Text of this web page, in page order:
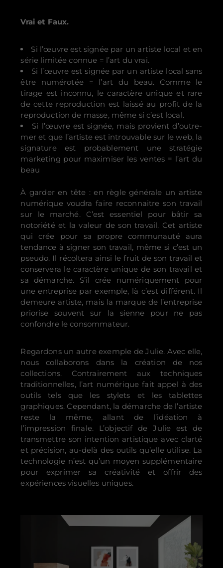
Vrai et Faux.
Si l’œuvre est signée par un artiste local et en
série limitée connue = l’art du vrai.
Si l’œuvre est signée par un artiste local sans
être numérotée = l’art du beau. Comme le
tirage est inconnu, le caractère unique et rare
de cette reproduction est laissé au profit de la
reproduction de masse, même si c’est local.
Si l’œuvre est signée, mais provient d’outre-
mer et que l’artiste est introuvable sur le web, la
signature est probablement une stratégie
marketing pour maximiser les ventes = l’art du
beau
À garder en tête : en règle générale un artiste
numérique voudra faire reconnaitre son travail
sur le marché. C’est essentiel pour bâtir sa
notoriété et la valeur de son travail. Cet artiste
qui crée pour sa propre communauté aura
tendance à signer son travail, même si c’est un
pseudo. Il récoltera ainsi le fruit de son travail et
conservera le caractère unique de son travail et
sa démarche. S’il crée numériquement pour
une entreprise par exemple, là c’est différent. Il
demeure artiste, mais la marque de l’entreprise
priorise souvent sur la sienne pour ne pas
confondre le consommateur.
Regardons un autre exemple de Julie. Avec elle,
nous collaborons dans la création de nos
collections. Contrairement aux techniques
traditionnelles, l’art numérique fait appel à des
outils tels que les stylets et les tablettes
graphiques. Cependant, la démarche de l’artiste
reste la même, allant de l’idéation à
l’impression finale. L’objectif de Julie est de
transmettre son intention artistique avec clarté
et précision, au-delà des outils qu’elle utilise. La
technologie n’est qu’un moyen supplémentaire
pour exprimer sa créativité et offrir des
expériences visuelles uniques.